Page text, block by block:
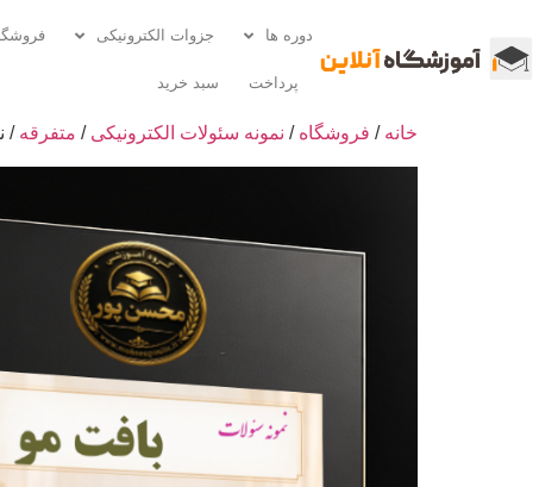
دوره ها جزوات الکترونیکی
پرداخت سبد خرید
خانه / فروشگاه / نمونه سئولات الکترونیکی / متفرقه /